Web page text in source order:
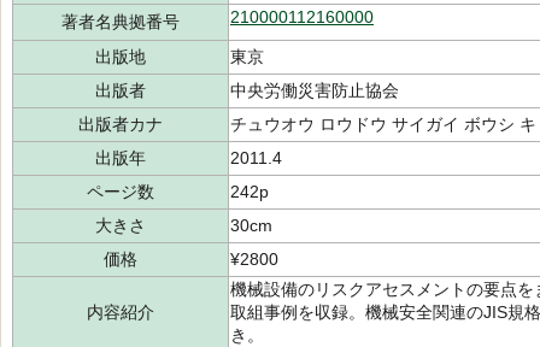
著者名典拠番号
210000112160000
出版地
東京
出版者
中央労働災害防止協会
出版者カナ
チュウオウ ロウドウ サイガイ ボウシ
出版年
2011.4
ページ数
242p
大きさ
30cm
価格
¥2800
内容紹介
機械設備のリスクアセスメントの要点
取組事例を収録。機械安全関連のJIS規
き。